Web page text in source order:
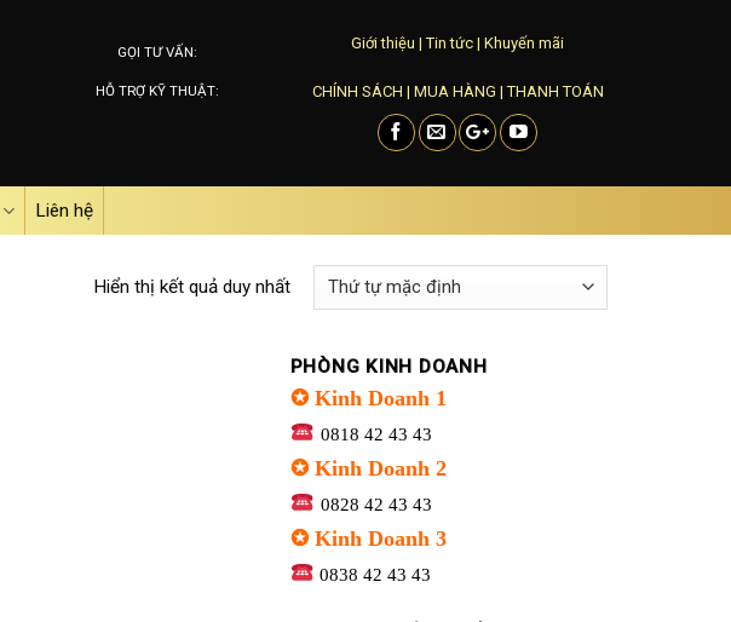
GỌI TƯ VẤN:
HỖ TRỢ KỸ THUẬT:
Giới thiệu |Tin tức | Khuyến mãi
CHÍNH SÁCH | MUA HÀNG |THANH TOÁN
Liên hệ
Hiển thị kết quả duy nhất
PHÒNG KINH DOANH
✪ Kinh Doanh 1
0818 42 43 43
✪ Kinh Doanh 2
0828 42 43 43
✪ Kinh Doanh 3
0838 42 43 43